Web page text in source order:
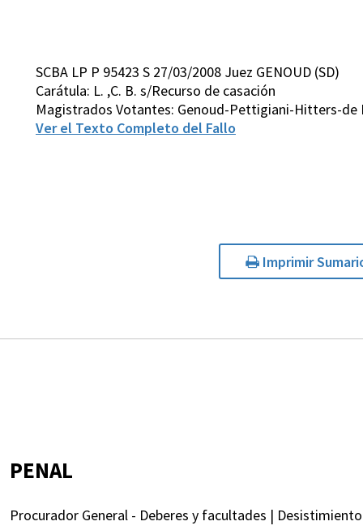
SCBA LP P 95423 S 27/03/2008 Juez GENOUD (SD)
Carátula: L. ,C. B. s/Recurso de casación
Magistrados Votantes: Genoud-Pettigiani-Hitters-de
Ver el Texto Completo del Fallo
Imprimir
PENAL
Procurador General - Deberes y facultades |